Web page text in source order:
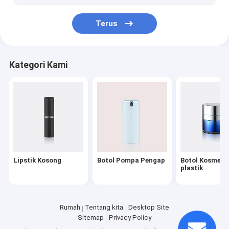
Botol Dropper Kosmetik
Tongkat
Terus
Kategori Kami
Lipstik Kosong Botol Pompa Pengap
Botol
plastik
Rumah Tentang kita
Desktop Site
Sitemap
Privacy Policy